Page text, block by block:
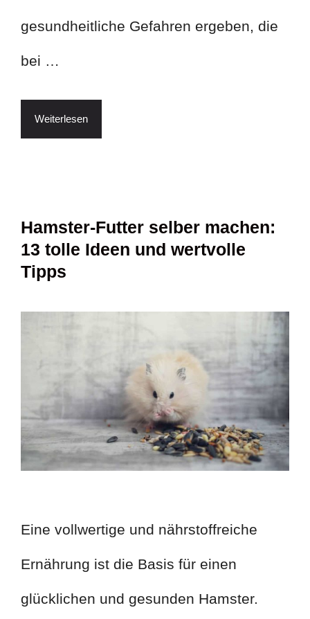
gesundheitliche Gefahren ergeben, die
bei …
Weiterlesen
Hamster-Futter selber machen:
13 tolle Ideen und wertvolle
Tipps
Eine vollwertige und nährstoffreiche
Ernährung ist die Basis für einen
glücklichen und gesunden Hamster.